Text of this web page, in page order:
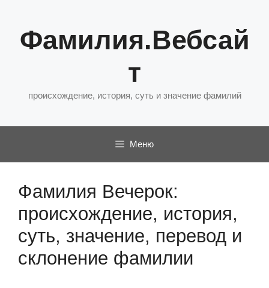
содержимому
Фамилия.Вебсай
т
происхождение, история, суть и значение фамилий
Меню
Фамилия Вечерок:
происхождение, история,
суть, значение, перевод и
склонение фамилии